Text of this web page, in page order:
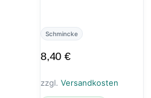
Schmincke
8,40€
zzgl. Versandkosten